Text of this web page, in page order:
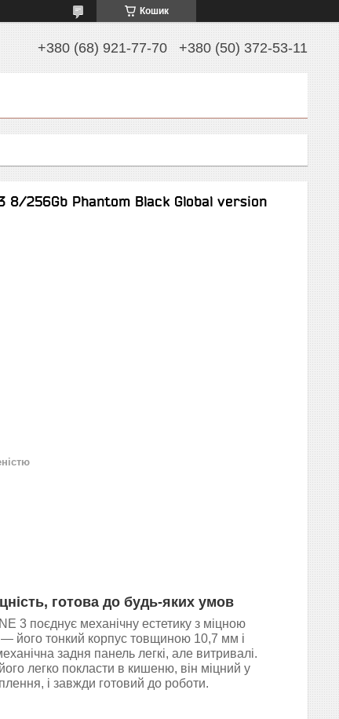
Кошик
+380 (68) 921-77-70 +380 (50) 372-53-11
8/256Gb Phantom Black Global version
готова до будь-яких умов
3 поєднує механічну естетику з міцною
— його тонкий корпус товщиною 10,7 мм і
задня панель легкі, але витривалі.
легко покласти в кишеню, він міцний у
і завжди готовий до роботи.